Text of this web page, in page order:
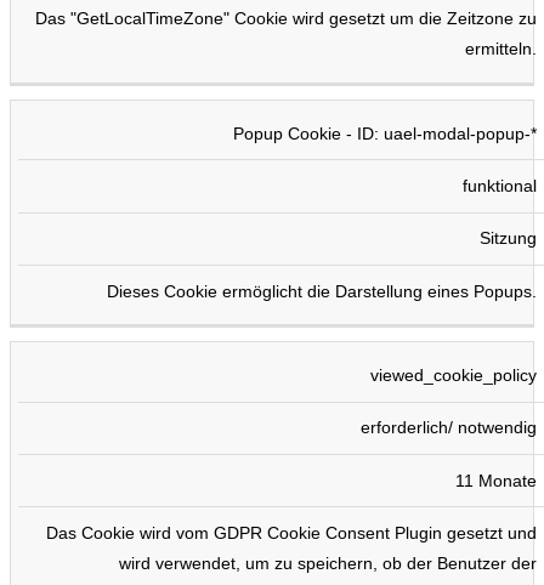
Das "GetLocalTimeZone" Cookie wird gesetzt um die Zeitzone zu
ermitteln.
Popup Cookie - ID: uael-modal-popup-*
funktional
Sitzung
Dieses Cookie ermöglicht die Darstellung eines Popups.
viewed_cookie_policy
erforderlich/ notwendig
11 Monate
Das Cookie wird vom GDPR Cookie Consent Plugin gesetzt und
wird verwendet, um zu speichern, ob der Benutzer der